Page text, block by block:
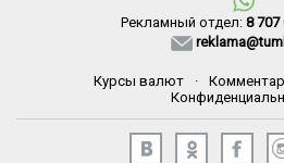
Рекламный отдел: 8 707
Курсы валют ·